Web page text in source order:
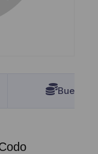
Buenos